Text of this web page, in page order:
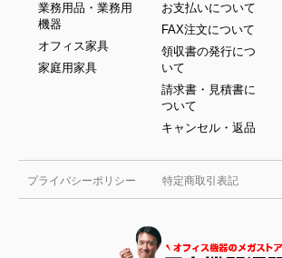
プライバシーポリシー 特定商取引表記
業務用品・業務用
機器
オフィス家具
家庭用家具
お支払いについて
FAX注文について
領収書の発行につ
いて
請求書・見積書に
ついて
キャンセル・返品